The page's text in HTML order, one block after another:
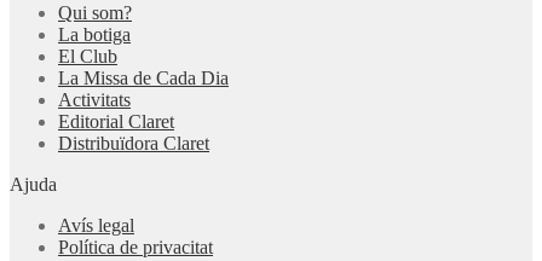
Qui som?
La botiga
El Club
La Missa de Cada Dia
Activitats
Editorial Claret
Distribuïdora Claret
Ajuda
Avís legal
Política de privacitat